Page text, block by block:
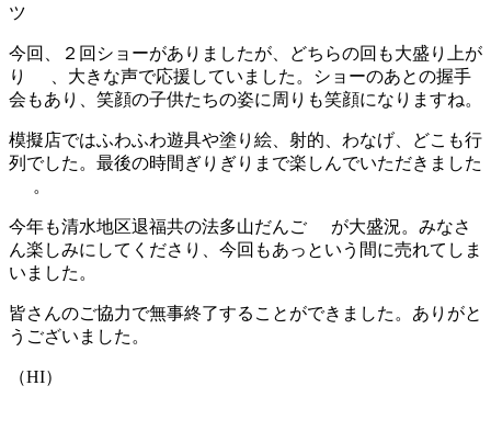
ツ
今回、２回ショーがありましたが、どちらの回も大盛り上が
り
、大きな声で応援していました。ショーのあとの握手
会もあり、笑顔の子供たちの姿に周りも笑顔になりますね。
模擬店ではふわふわ遊具や塗り絵、射的、わなげ、どこも行
列でした。最後の時間ぎりぎりまで楽しんでいただきました
。
今年も清水地区退福共の法多山だんご
が大盛況。みなさ
ん楽しみにしてくださり、今回もあっという間に売れてしま
いました。
皆さんのご協力で無事終了することができました。ありがと
うございました。
（HI）